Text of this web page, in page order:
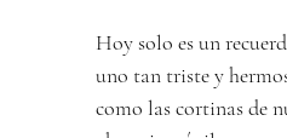
Hoy solo es un
uno tan triste y
como las cortinas de